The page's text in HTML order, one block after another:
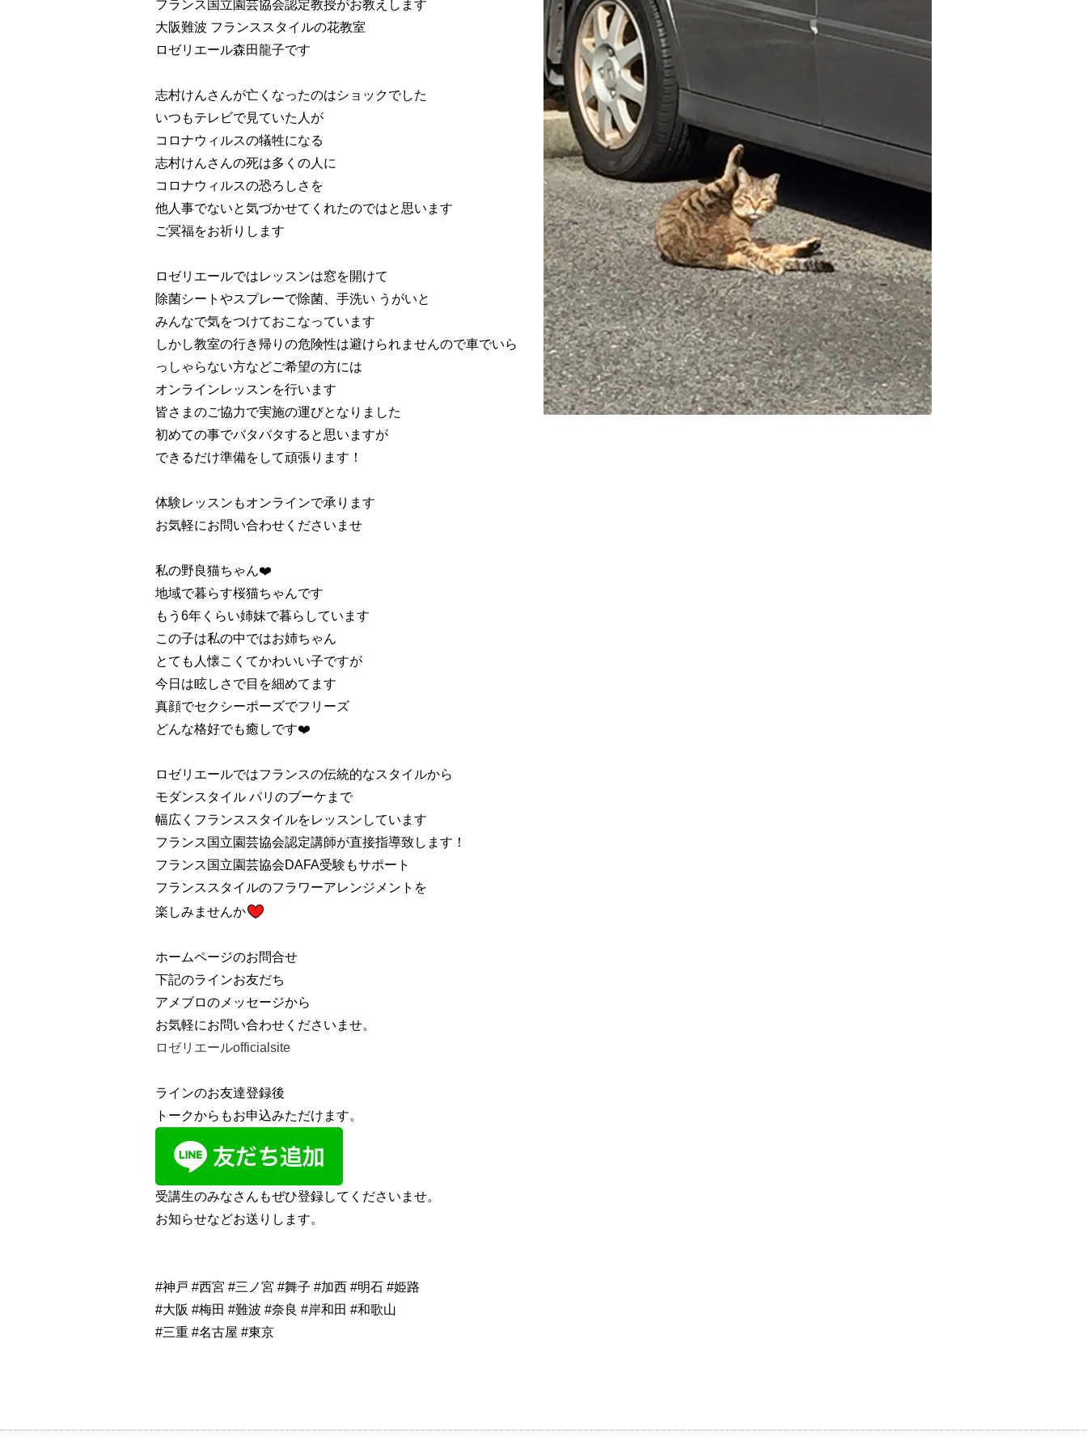
フランス国立園芸協会認定教授がお教えします
大阪難波 フランススタイルの花教室
ロゼリエール森田龍子です
志村けんさんが亡くなったのはショックでした
いつもテレビで見ていた人が
コロナウィルスの犠牲になる
志村けんさんの死は多くの人に
コロナウィルスの恐ろしさを
他人事でないと気づかせてくれたのではと思います
ご冥福をお祈りします
ロゼリエールではレッスンは窓を開けて
除菌シートやスプレーで除菌、手洗い うがいと
みんなで気をつけておこなっています
しかし教室の行き帰りの危険性は避けられませんので車でいら
っしゃらない方などご希望の方には
オンラインレッスンを行います
皆さまのご協力で実施の運びとなりました
初めての事でバタバタすると思いますが
できるだけ準備をして頑張ります！
体験レッスンもオンラインで承ります
お気軽にお問い合わせくださいませ
私の野良猫ちゃん❤️
地域で暮らす桜猫ちゃんです
もう6年くらい姉妹で暮らしています
この子は私の中ではお姉ちゃん
とても人懐こくてかわいい子ですが
今日は眩しさで目を細めてます
真顔でセクシーポーズでフリーズ
どんな格好でも癒しです❤️
ロゼリエールではフランスの伝統的なスタイルから
モダンスタイル パリのブーケまで
幅広くフランススタイルをレッスンしています
フランス国立園芸協会認定講師が直接指導致します！
フランス国立園芸協会DAFA受験もサポート
フランススタイルのフラワーアレンジメントを
楽しみませんか
ホームページのお問合せ
下記のラインお友だち
アメブロのメッセージから
お気軽にお問い合わせくださいませ。
ロゼリエールofficialsite
ラインのお友達登録後
トークからもお申込みただけます。
受講生のみなさんもぜひ登録してくださいませ。
お知らせなどお送りします。
#神戸 #西宮 #三ノ宮 #舞子 #加西 #明石 #姫路
#大阪 #梅田 #難波 #奈良 #岸和田 #和歌山
#三重 #名古屋 #東京